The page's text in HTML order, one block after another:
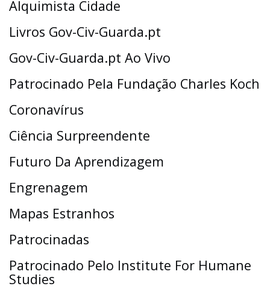
Alquimista Cidade
Livros Gov-Civ-Guarda.pt
Gov-Civ-Guarda.pt Ao Vivo
Patrocinado Pela Fundação Charles Koch
Coronavírus
Ciência Surpreendente
Futuro Da Aprendizagem
Engrenagem
Mapas Estranhos
Patrocinadas
Patrocinado Pelo Institute For Humane
Studies